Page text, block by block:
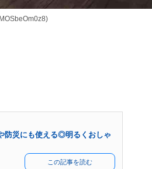
防災にも使える◎明るくおしゃ
この記事を読む